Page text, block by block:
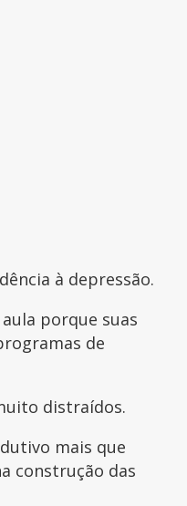
à depressão.
porque suas
de
distraídos.
mais que
construção das